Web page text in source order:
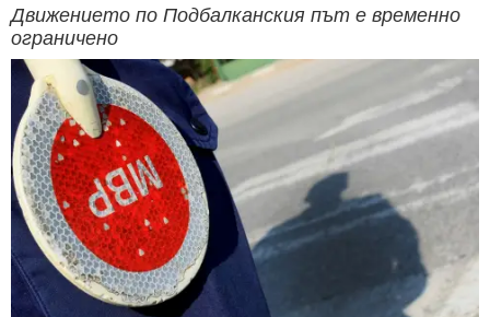
Движението по Подбалканския път е временно
ограничено